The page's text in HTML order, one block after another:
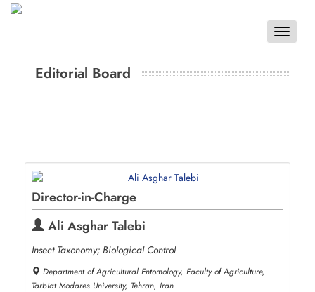
Toggle
Editorial Board
Director-in-Charge
Ali Asghar Talebi
Insect Taxonomy; Biological Control
Department of Agricultural Entomology, Faculty of Agriculture,
Tarbiat Modares University, Tehran, Iran